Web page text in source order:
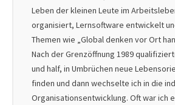
Leben der kleinen Leute im
organisiert, Lernsoftware entwickelt
Themen wie „Global denken vor Ort
Nach der Grenzöffnung 1989
und half, in Umbrüchen neue
finden und dann wechselte ich in die
Organisationsentwicklung. Oft war ich